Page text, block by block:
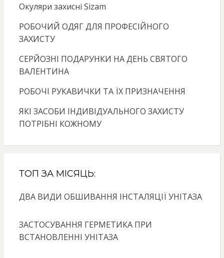
Окуляри захисні Sizam
РОБОЧИЙ ОДЯГ ДЛЯ ПРОФЕСІЙНОГО
ЗАХИСТУ
СЕРЙОЗНІ ПОДАРУНКИ НА ДЕНЬ СВЯТОГО
ВАЛЕНТИНА
РОБОЧІ РУКАВИЧКИ ТА ЇХ ПРИЗНАЧЕННЯ
ЯКІ ЗАСОБИ ІНДИВІДУАЛЬНОГО ЗАХИСТУ
ПОТРІБНІ КОЖНОМУ
ТОП ЗА МІСЯЦЬ:
ДВА ВИДИ ОБШИВАННЯ ІНСТАЛЯЦІЇ УНІТАЗА
ЗАСТОСУВАННЯ ГЕРМЕТИКА ПРИ
ВСТАНОВЛЕННІ УНІТАЗА